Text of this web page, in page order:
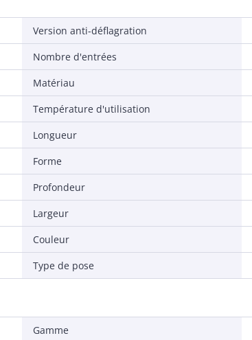
Version anti-déflagration
Nombre d'entrées
Matériau
Température d'utilisation
Longueur
Forme
Profondeur
Largeur
Couleur
Type de pose
Gamme